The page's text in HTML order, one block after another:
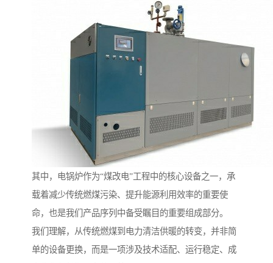
其中，电锅炉作为“煤改电”工程中的核心设备之一，承
载着减少传统燃煤污染、提升能源利用效率的重要使
命，也是我们产品序列中备受瞩目的重要组成部分。
我们理解，从传统燃煤到电力清洁供暖的转变，并非简
单的设备更换，而是一项涉及技术适配、运行稳定、成